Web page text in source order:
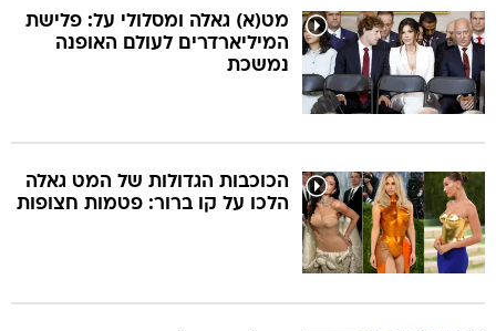
מט(א) גאלה ומסלולי על: פלישת
המיליארדרים לעולם האופנה
נמשכת
הכוכבות הגדולות של המט גאלה
הלכו על קו ברור: פטמות חצופות